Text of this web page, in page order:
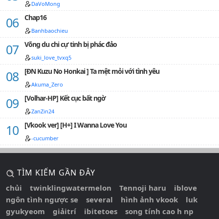
đấm ăn xôi nhảy vào đọc rồi bash. Thanks!Chỉ đăng tải
DaVoMong
Chap16
Banhbaochieu
Võng du chi cự tinh bị phác đảo
suki_love_tvxq5
[ĐN Kuzu No Honkai ] Ta mệt mỏi với tình yêu
Akuma_Zero
[Volhar-HP] Kết cục bất ngờ
ZanZin24
[Vkook ver] [H+] I Wanna Love You
-cucumber
TÌM KIẾM GẦN ĐÂY
chủi twinklingwatermelon Tennoji haru
iblove
ngôn tình ngược se
several hình ảnh vkook
luk
gyukyeom
giảitrí ibitetoes
song tính cao h np